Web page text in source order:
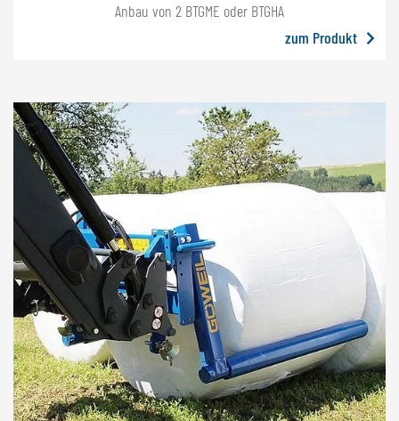
Anbau von 2 BTGME oder BTGHA
zum Produkt